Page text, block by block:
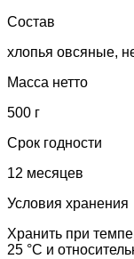
Состав
хлопья овсяные,
Масса нетто
500 г
Срок годности
12 месяцев
Условия хранения
Хранить при
25 °С и